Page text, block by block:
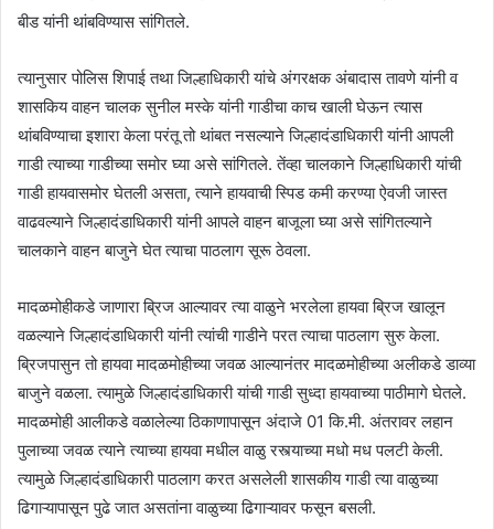
बीड यांनी थांबविण्यास सांगितले.
त्यानुसार पोलिस शिपाई तथा जिल्हाधिकारी यांचे अंगरक्षक अंबादास तावणे यांनी व
शासकिय वाहन चालक सुनील मस्के यांनी गाडीचा काच खाली घेऊन त्यास
थांबविण्याचा इशारा केला परंतू तो थांबत नसल्याने जिल्हादंडाधिकारी यांनी आपली
गाडी त्याच्या गाडीच्या समोर घ्या असे सांगितले. तेंव्हा चालकाने जिल्हाधिकारी यांची
गाडी हायवासमोर घेतली असता, त्याने हायवाची स्पिड कमी करण्या ऐवजी जास्त
वाढवल्याने जिल्हादंडाधिकारी यांनी आपले वाहन बाजूला घ्या असे सांगितल्याने
चालकाने वाहन बाजुने घेत त्याचा पाठलाग सूरू ठेवला.
मादळमोहीकडे जाणारा ब्रिज आल्यावर त्या वाळुने भरलेला हायवा ब्रिज खालून
वळल्याने जिल्हादंडाधिकारी यांनी त्यांची गाडीने परत त्याचा पाठलाग सुरु केला.
ब्रिजपासुन तो हायवा मादळमोहीच्या जवळ आल्यानंतर मादळमोहीच्या अलीकडे डाव्या
बाजुने वळला. त्यामुळे जिल्हादंडाधिकारी यांची गाडी सुध्दा हायवाच्या पाठीमागे घेतले.
मादळमोही आलीकडे वळालेल्या ठिकाणापासून अंदाजे 01 कि.मी. अंतरावर लहान
पुलाच्या जवळ त्याने त्याच्या हायवा मधील वाळु रस्त्याच्या मधो मध पलटी केली.
त्यामुळे जिल्हादंडाधिकारी पाठलाग करत असलेली शासकीय गाडी त्या वाळुच्या
ढिगाऱ्यापासून पुढे जात असतांना वाळुच्या ढिगाऱ्यावर फसून बसली.